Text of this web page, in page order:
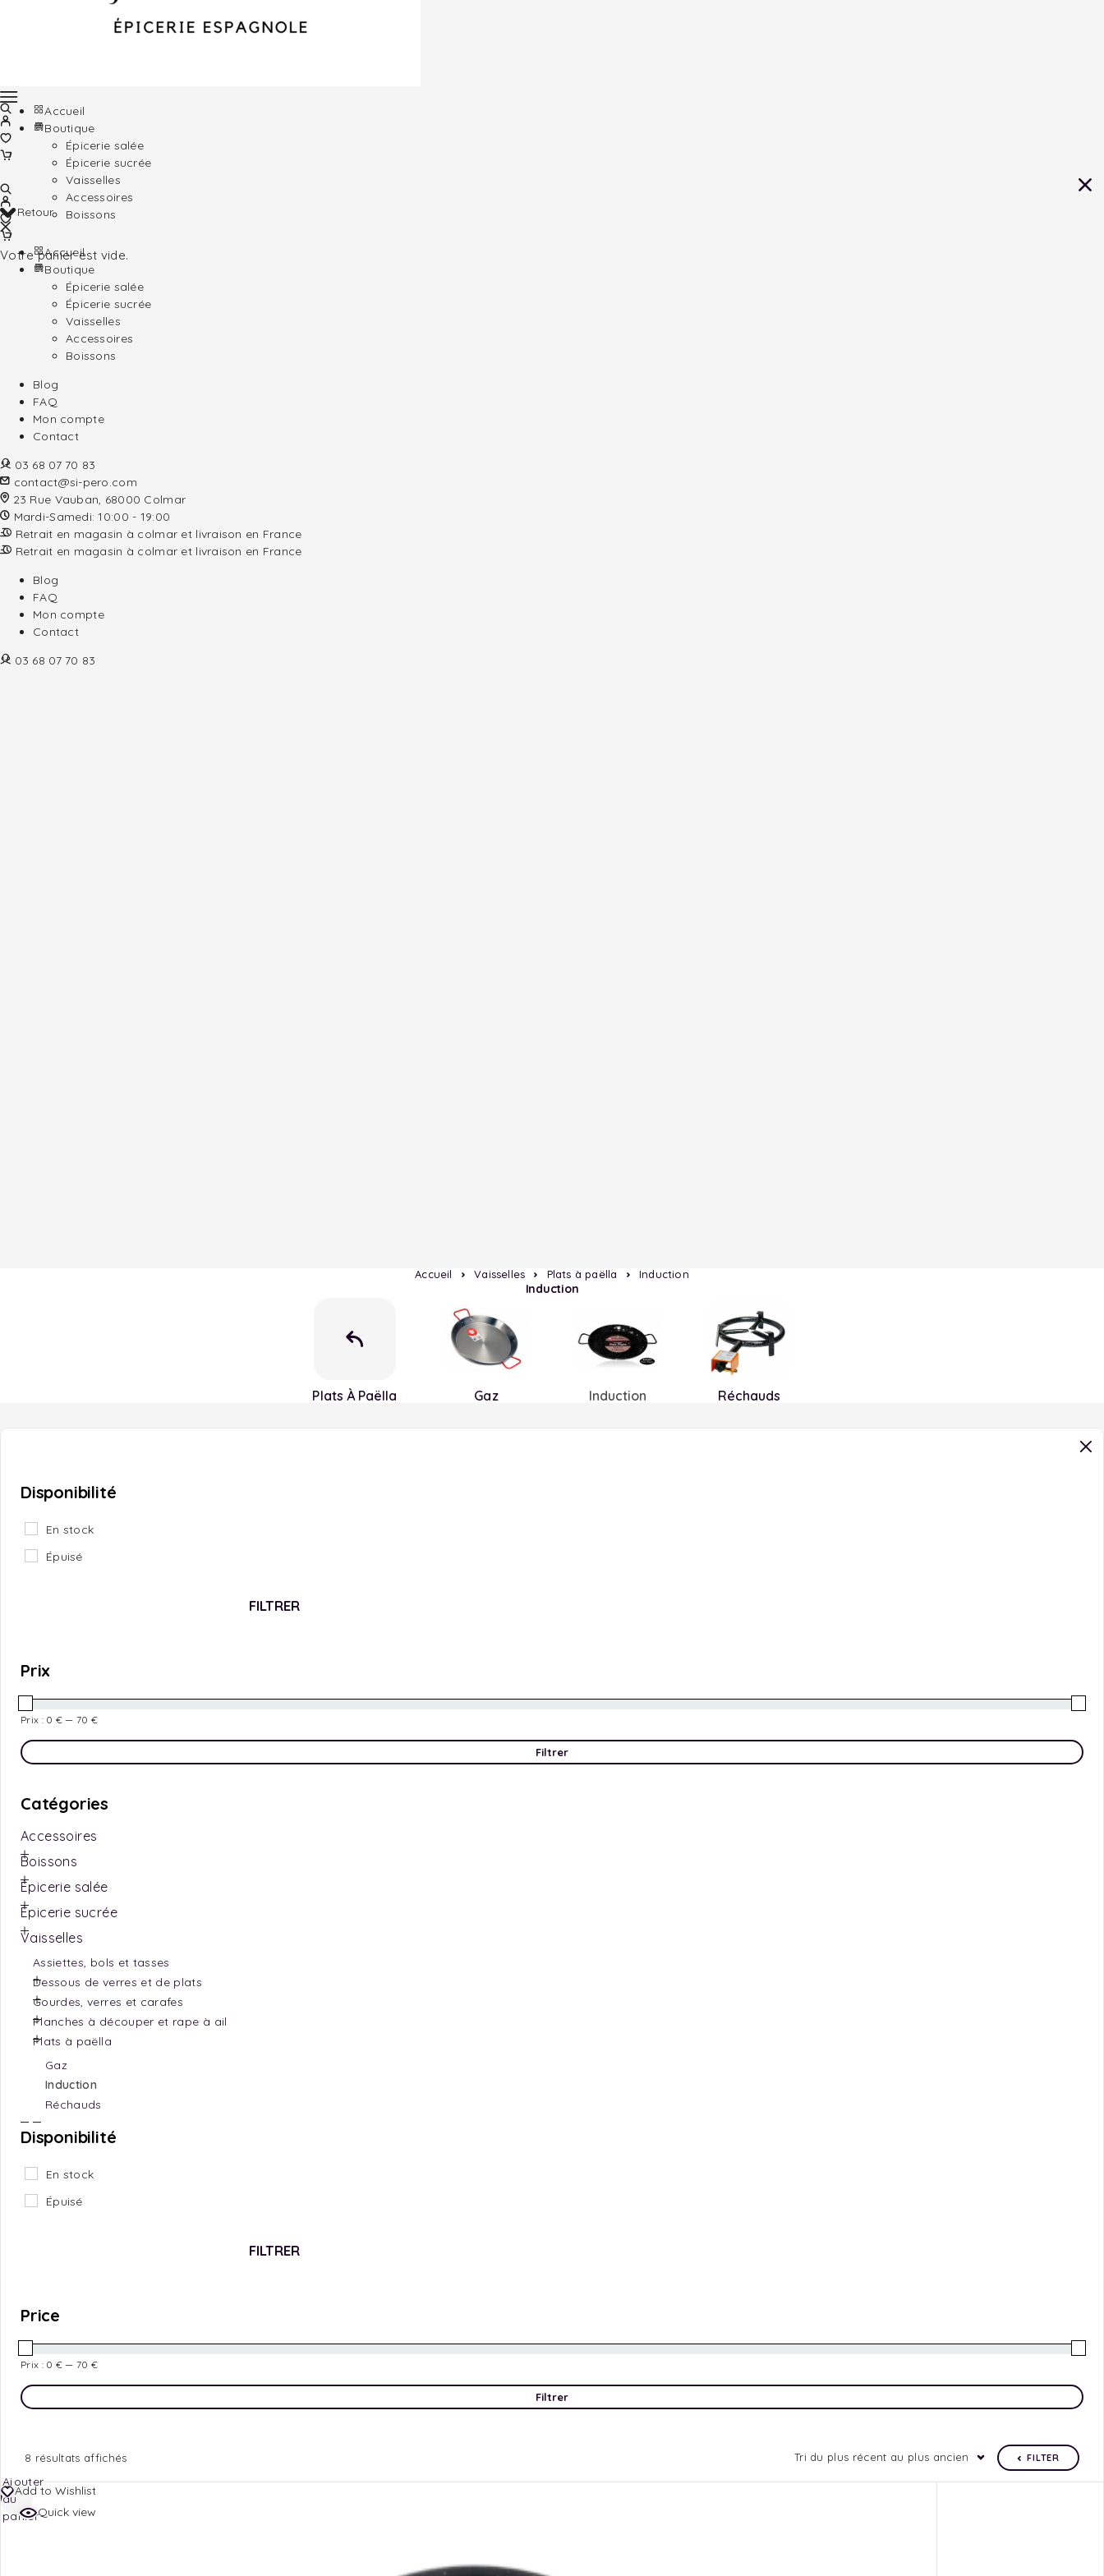
Retour
Accueil
Boutique
Épicerie salée
Épicerie sucrée
Vaisselles
Accessoires
Boissons
Blog
FAQ
Mon compte
Contact
03 68 07 70 83
contact@si-pero.com
23 Rue Vauban, 68000 Colmar
Mardi-Samedi: 10:00 - 19:00
Retrait en magasin à colmar et livraison en France
Retrait en magasin à colmar et livraison en France
Blog
FAQ
Mon compte
Contact
03 68 07 70 83
Accueil
Boutique
Épicerie salée
Épicerie sucrée
Vaisselles
Accessoires
Boissons
Votre panier est vide.
Accueil Vaisselles Plats à paëlla Induction
Induction
Plats À Paëlla Gaz Induction Réchauds
Disponibilité
En stock
Épuisé
FILTRER
Prix
Filtrer
Prix : 0 € — 70 €
Catégories
Accessoires
Boissons
Épicerie salée
Épicerie sucrée
Vaisselles
Assiettes, bols et tasses
Dessous de verres et de plats
Gourdes, verres et carafes
Planches à découper et rape à ail
Plats à paëlla
Gaz
Induction
Réchauds
Disponibilité
En stock
Épuisé
FILTRER
Price
Filtrer
Prix : 0 € — 70 €
8 résultats affichés Tri du plus récent au plus ancien FILTER
Add to Wishlist
Quick view
Ajouter
au
panier